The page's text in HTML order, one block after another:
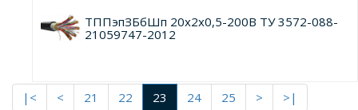
ТППэпЗБбШп 20х2х0,5-200В ТУ 3572-088-
21059747-2012
|< < 21 22 23 24 25 >
>|